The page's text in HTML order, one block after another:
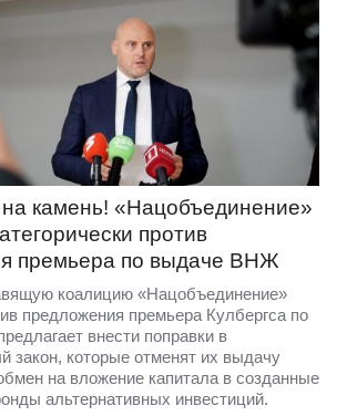
камень! «Нацобъединение»
против
премьера по выдаче ВНЖ
коалицию «Нацобъединение»
предложения премьера Кулбергса по
внести поправки в
закон, которые отменят их выдачу
на вложение капитала в созданные
альтернативных инвестиций.